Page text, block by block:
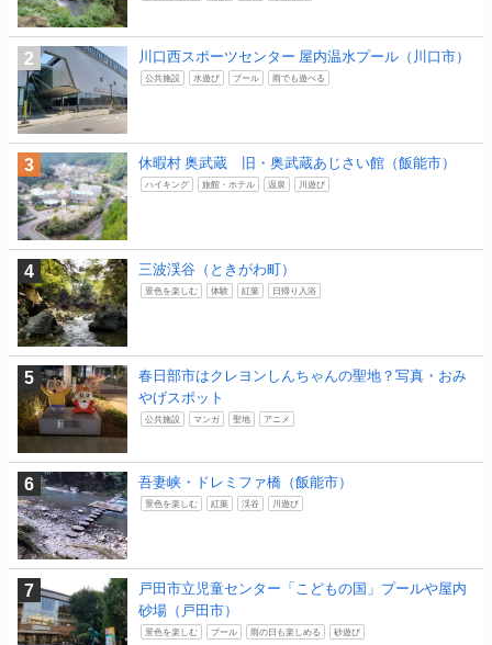
川口西スポーツセンター 屋内温水プール（川口市）
公共施設 水遊び プール 雨でも遊べる
休暇村 奥武蔵 旧・奥武蔵あじさい館（飯能市）
ハイキング 旅館・ホテル 温泉 川遊び
三波渓谷（ときがわ町）
景色を楽しむ 体験 紅葉 日帰り入浴
春日部市はクレヨンしんちゃんの聖地？写真・おみ
やげスポット
公共施設 マンガ 聖地 アニメ
吾妻峡・ドレミファ橋（飯能市）
景色を楽しむ 紅葉 渓谷 川遊び
戸田市立児童センター「こどもの国」プールや屋内
砂場（戸田市）
景色を楽しむ プール 雨の日も楽しめる 砂遊び